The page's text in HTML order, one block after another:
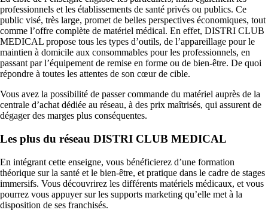
professionnels et les établissements de santé privés ou publics. Ce
public visé, très large, promet de belles perspectives économiques, tout
comme l’offre complète de matériel médical. En effet, DISTRI CLUB
MEDICAL propose tous les types d’outils, de l’appareillage pour le
maintien à domicile aux consommables pour les professionnels, en
passant par l’équipement de remise en forme ou de bien-être. De quoi
répondre à toutes les attentes de son cœur de cible.
Vous avez la possibilité de passer commande du matériel auprès de la
centrale d’achat dédiée au réseau, à des prix maîtrisés, qui assurent de
dégager des marges plus conséquentes.
Les plus du réseau DISTRI CLUB MEDICAL
En intégrant cette enseigne, vous bénéficierez d’une formation
théorique sur la santé et le bien-être, et pratique dans le cadre de stages
immersifs. Vous découvrirez les différents matériels médicaux, et vous
pourrez vous appuyer sur les supports marketing qu’elle met à la
disposition de ses franchisés.